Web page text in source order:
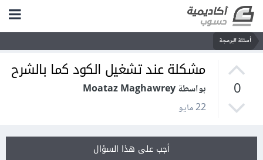
أسئلة البرمجة
0
مشكلة عند تشغيل الكود كما بالشرح
بواسطة Moataz Maghawrey
22 مايو
أجب على هذا السؤال